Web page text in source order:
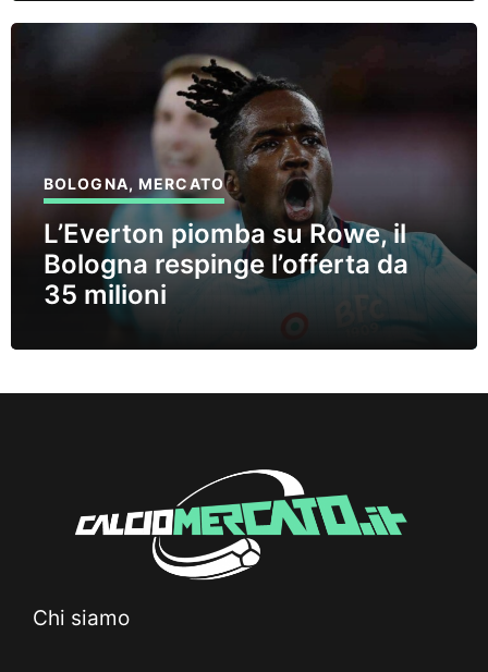
BOLOGNA, MERCATO
L’Everton piomba su Rowe, il
Bologna respinge l’offerta da
35 milioni
Chi siamo